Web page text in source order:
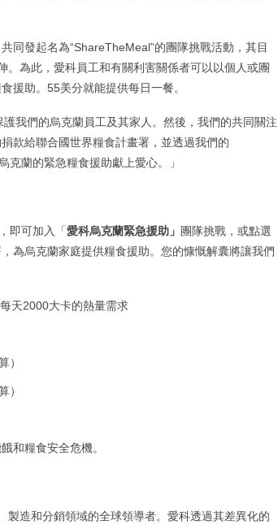
同發起名為“ShareTheMeal”的團隊挑戰活動，其目
。為此，愛科員工和有關利害關係者可以以個人或團
援助。55美分就能提供每日一餐。
我們的烏克蘭員工及其家人。然後，我們的共同關注
款給聯合國世界糧食計畫署，並透過我們的
克蘭的緊急糧食援助獻上愛心。」
即可加入「 愛科烏克蘭緊急援助」 團隊挑戰，或點選
為烏克蘭家庭提供糧食援助。您的慷慨解囊將讓我們
天2000大卡的熱量需求
）
）
和糧食安全危機。
造和分銷領域的全球領導者。愛科透過其差異化的